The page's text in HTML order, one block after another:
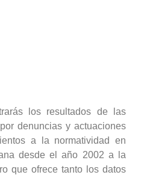
los resultados de las
denuncias y actuaciones
a la normatividad en
desde el año 2002 a la
que ofrece tanto los datos